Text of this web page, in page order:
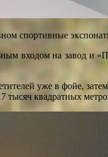
спортивные
входом на завод и
уже в фойе,
квадратных